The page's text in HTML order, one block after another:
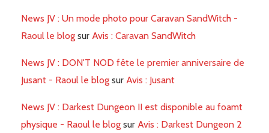
News JV : Un mode photo pour Caravan SandWitch -
Raoul le blog sur Avis : Caravan SandWitch
News JV : DON'T NOD fête le premier anniversaire de
Jusant - Raoul le blog sur Avis : Jusant
News JV : Darkest Dungeon II est disponible au foamt
physique - Raoul le blog sur Avis : Darkest Dungeon 2